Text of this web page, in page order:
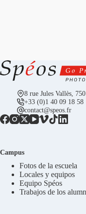
8 rue Jules Vallès,
+33 (0)1 40 09 18 58
contact@speos.fr
Campus
Fotos de la escuela
Locales y equipos
Equipo Spéos
Trabajos de los